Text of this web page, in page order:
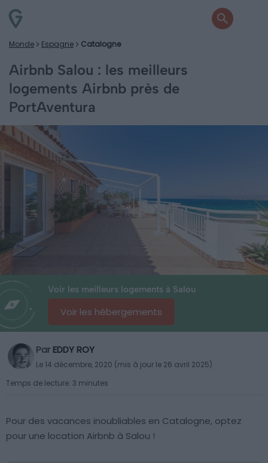
Monde Espagne Catalogne
Airbnb Salou : les meilleurs
logements Airbnb près de
PortAventura
Voir les meilleurs logements à Salou
Voir les hébergements
Par EDDY ROY
Le 14 décembre, 2020 (mis à jour le 26 avril 2025)
Temps de lecture: 3 minutes
Pour des vacances inoubliables en Catalogne, optez
pour une location Airbnb à Salou !